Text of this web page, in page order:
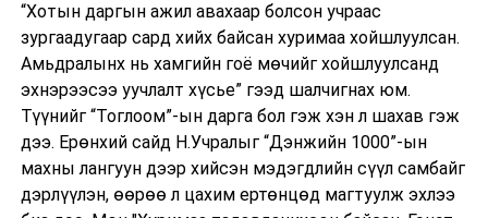
“Хотын даргын ажил авахаар болсон учраас
зургаадугаар сард хийх байсан хуримаа хойшлуулсан.
Амьдралынх нь хамгийн гоё мөчийг хойшлуулсанд
эхнэрээсээ уучлалт хүсье” гээд шалчигнах юм.
Түүнийг “Тоглоом”-ын дарга бол гэж хэн л шахав гэж
дээ. Ерөнхий сайд Н.Учралыг “Дэнжийн 1000”-ын
махны лангуун дээр хийсэн мэдэгдлийн сүүл самбайг
дэрлүүлэн, өөрөө л цахим ертөнцөд магтуулж эхлээ